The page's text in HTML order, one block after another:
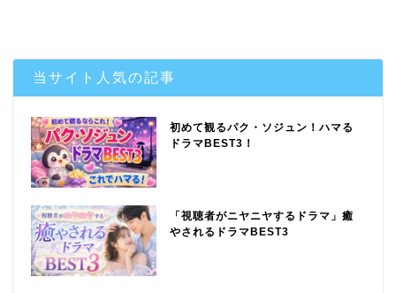
当サイト人気の記事
初めて観るパク・ソジュン！ハマる
ドラマBEST3！
「視聴者がニヤニヤするドラマ」癒
やされるドラマBEST3